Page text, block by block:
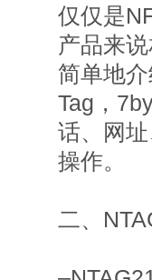
仅仅是
产品来
简单地
Tag，
话、网
操作。
二、